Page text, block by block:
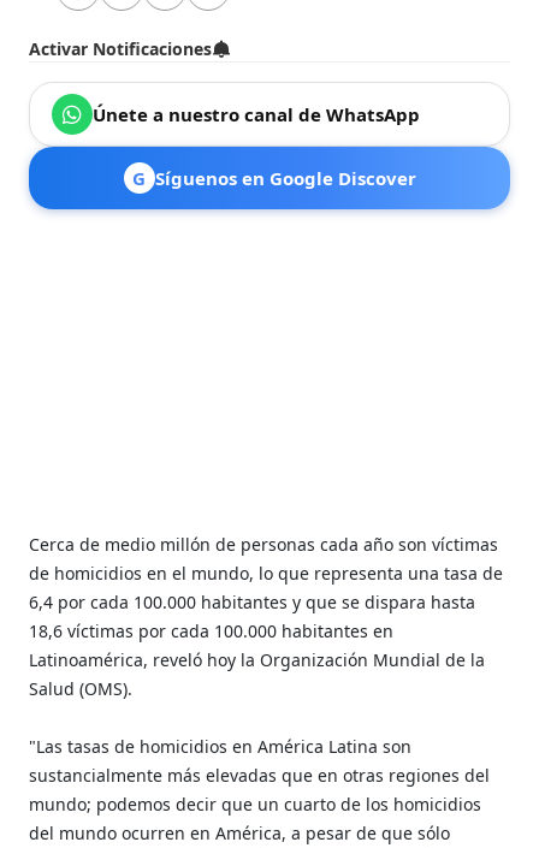
Activar Notificaciones
Únete a nuestro canal de WhatsApp
G Síguenos en Google Discover
Cerca de medio millón de personas cada año son víctimas
de homicidios en el mundo, lo que representa una tasa de
6,4 por cada 100.000 habitantes y que se dispara hasta
18,6 víctimas por cada 100.000 habitantes en
Latinoamérica, reveló hoy la Organización Mundial de la
Salud (OMS).
"Las tasas de homicidios en América Latina son
sustancialmente más elevadas que en otras regiones del
mundo; podemos decir que un cuarto de los homicidios
del mundo ocurren en América, a pesar de que sólo